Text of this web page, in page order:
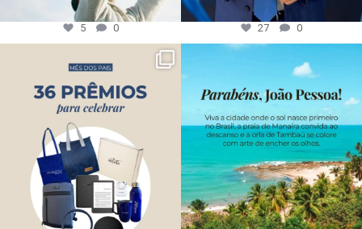
5 0 27 0